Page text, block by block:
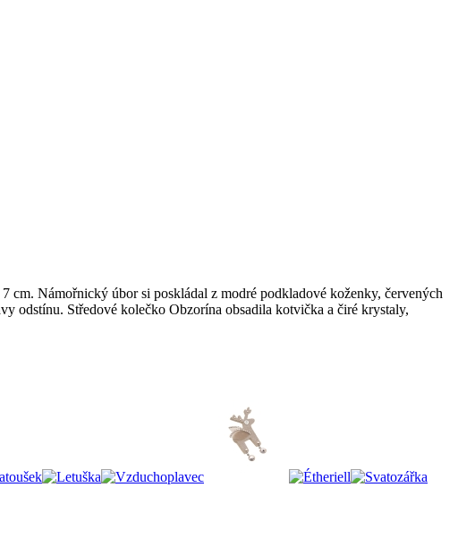
Námořnický úbor si poskládal z modré podkladové koženky, červených
odstínu. Středové kolečko Obzorína obsadila kotvička a čiré krystaly,